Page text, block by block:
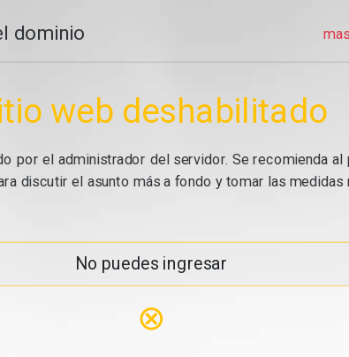
dominio
web deshabilitado
por el administrador del servidor. Se recomienda
discutir el asunto más a fondo y tomar las medidas
No puedes ingresar
⊗